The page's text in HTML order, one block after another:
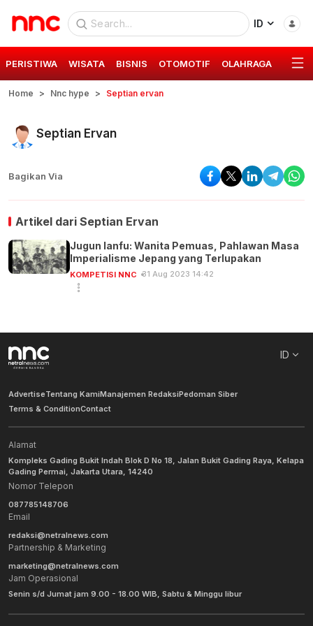
ID
PERISTIWA WISATA BISNIS OTOMOTIF OLAHRAGA GAYA
Home Nnc hype Septian ervan
Septian Ervan
Bagikan Via
Artikel dari Septian Ervan
Jugun Ianfu: Wanita Pemuas, Pahlawan Masa
Imperialisme Jepang yang Terlupakan
KOMPETISI NNC 31 Aug 2023 14:42
ID
AdvertiseTentang KamiManajemen RedaksiPedoman Siber
Terms & ConditionContact
Alamat
Kompleks Gading Bukit Indah Blok D No 18, Jalan Bukit Gading Raya, Kelapa
Gading Permai, Jakarta Utara, 14240
Nomor Telepon
087785148706
Email
redaksi@netralnews.com
Partnership & Marketing
marketing@netralnews.com
Jam Operasional
Senin s/d Jumat jam 9.00 - 18.00 WIB, Sabtu & Minggu libur